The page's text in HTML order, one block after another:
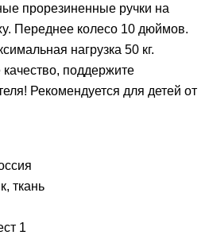
прорезиненные ручки на
Переднее колесо 10 дюймов.
нагрузка 50 кг.
поддержите
Рекомендуется для детей от
ткань
1